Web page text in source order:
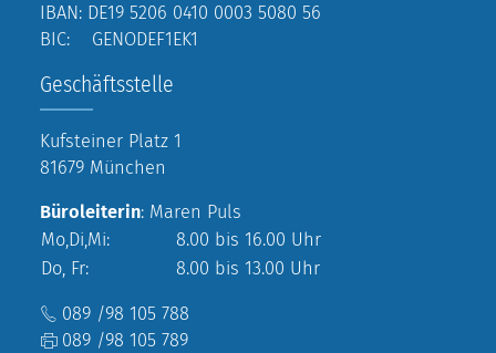
IBAN: DE19 5206 0410 0003 5080 56
BIC: GENODEF1EK1
Geschäftsstelle
Kufsteiner Platz 1
81679 München
Büroleiterin: Maren Puls
Mo,Di,Mi:
8.00 bis 16.00 Uhr
Do, Fr:
8.00 bis 13.00 Uhr
089 /98 105 788
089 /98 105 789